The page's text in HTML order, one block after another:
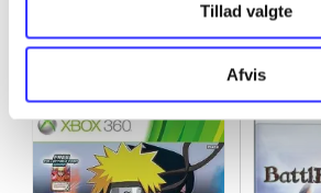
Tillad valgte
Afvis
Minder om